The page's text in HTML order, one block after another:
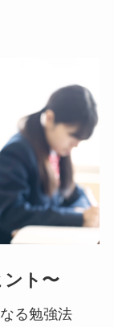
ント〜
る勉強法